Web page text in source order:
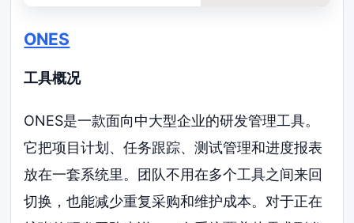
ONES
工具概况
ONES是一款面向中大型企业的研发管理工具。
它把项目计划、任务跟踪、测试管理和进度报表
放在一套系统里。团队不用在多个工具之间来回
切换，也能减少重复采购和维护成本。对于正在